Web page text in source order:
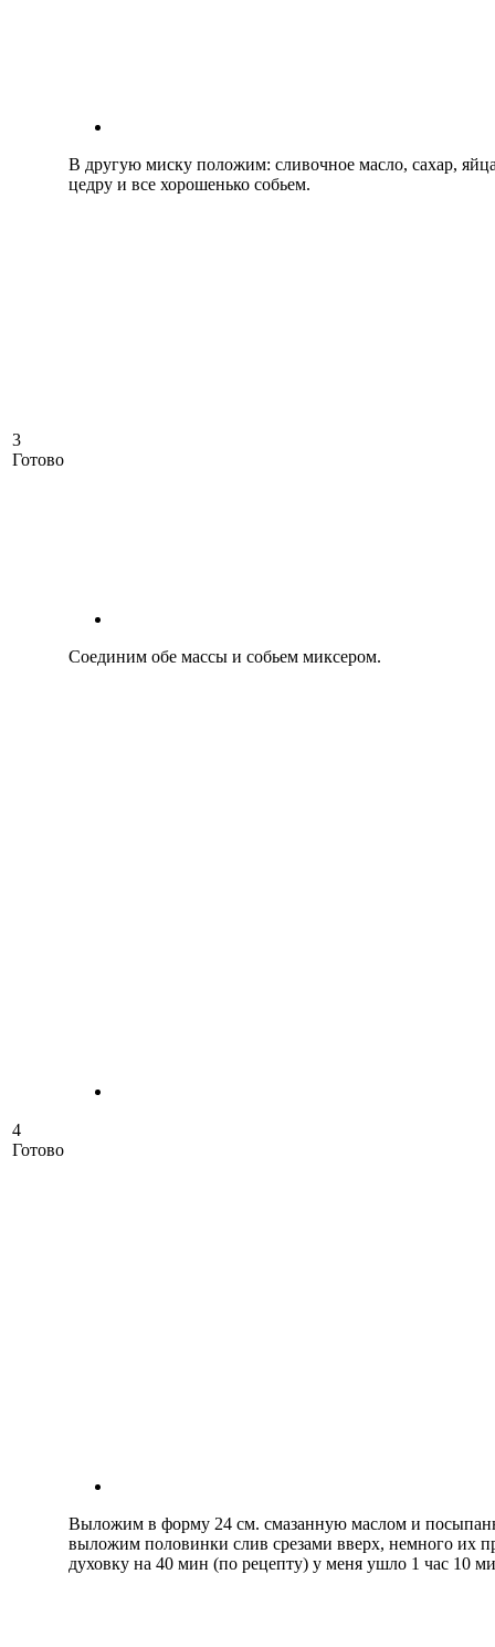
В другую миску положим: сливочное масло, сахар,
цедру и все хорошенько собьем.
3
Готово
Соединим обе массы и собьем миксером.
4
Готово
Выложим в форму 24 см. смазанную маслом и
выложим половинки слив срезами вверх, немного их
духовку на 40 мин (по рецепту) у меня ушло 1 час 10